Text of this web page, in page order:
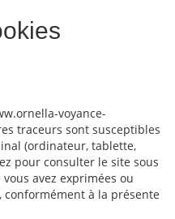
voyance-
traceurs sont susceptibles
(ordinateur, tablette,
pour consulter le site sous
avez exprimées ou
à la présente